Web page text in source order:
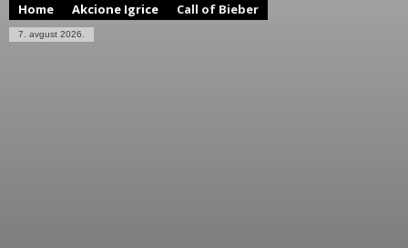
Home Akcione Igrice Call of Bieber
7. avgust 2026.